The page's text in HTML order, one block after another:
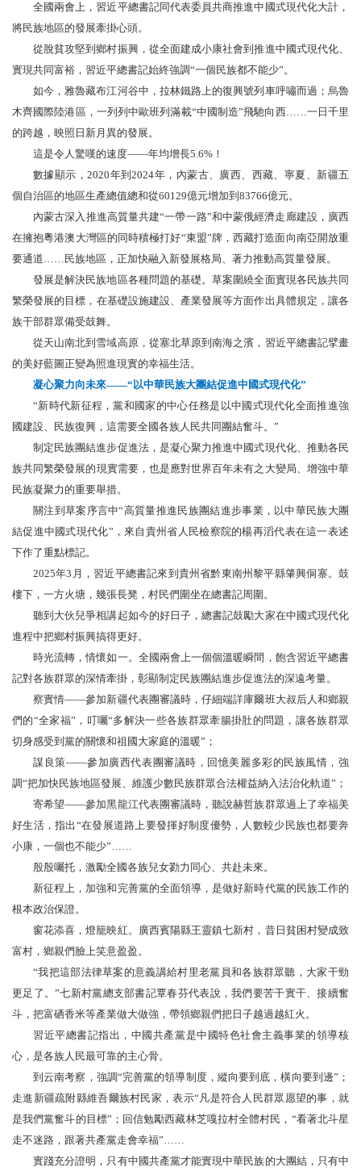
全國兩會上，習近平總書記同代表委員共商推進中國式現代化大計，
將民族地區的發展牽掛心頭。
從脫貧攻堅到鄉村振興，從全面建成小康社會到推進中國式現代化、
實現共同富裕，習近平總書記始終強調“一個民族都不能少”。
如今，雅魯藏布江河谷中，拉林鐵路上的復興號列車呼嘯而過；烏魯
木齊國際陸港區，一列列中歐班列滿載“中國制造”飛馳向西……一日千里
的跨越，映照日新月異的發展。
這是令人驚嘆的速度——年均增長5.6%！
數據顯示，2020年到2024年，內蒙古、廣西、西藏、寧夏、新疆五
個自治區的地區生產總值總和從60129億元增加到83766億元。
內蒙古深入推進高質量共建“一帶一路”和中蒙俄經濟走廊建設，廣西
在擁抱粵港澳大灣區的同時積極打好“東盟”牌，西藏打造面向南亞開放重
要通道……民族地區，正加快融入新發展格局、著力推動高質量發展。
發展是解決民族地區各種問題的基礎。草案圍繞全面實現各民族共同
繁榮發展的目標，在基礎設施建設、產業發展等方面作出具體規定，讓各
族干部群眾備受鼓舞。
從天山南北到雪域高原，從塞北草原到南海之濱，習近平總書記擘畫
的美好藍圖正變為照進現實的幸福生活。
凝心聚力向未來——“以中華民族大團結促進中國式現代化”
“新時代新征程，黨和國家的中心任務是以中國式現代化全面推進強
國建設、民族復興，這需要全國各族人民共同團結奮斗。”
制定民族團結進步促進法，是凝心聚力推進中國式現代化、推動各民
族共同繁榮發展的現實需要，也是應對世界百年未有之大變局、增強中華
民族凝聚力的重要舉措。
關注到草案序言中“高質量推進民族團結進步事業，以中華民族大團
結促進中國式現代化”，來自貴州省人民檢察院的楊再滔代表在這一表述
下作了重點標記。
2025年3月，習近平總書記來到貴州省黔東南州黎平縣肇興侗寨。鼓
樓下，一方火塘，幾張長凳，村民們圍坐在總書記周圍。
聽到大伙兒爭相講起如今的好日子，總書記鼓勵大家在中國式現代化
進程中把鄉村振興搞得更好。
時光流轉，情懷如一。全國兩會上一個個溫暖瞬間，飽含習近平總書
記對各族群眾的深情牽掛，彰顯制定民族團結進步促進法的深遠考量。
察實情——參加新疆代表團審議時，仔細端詳庫爾班大叔后人和鄉親
們的“全家福”，叮囑“多解決一些各族群眾牽腸掛肚的問題，讓各族群眾
切身感受到黨的關懷和祖國大家庭的溫暖”；
謀良策——參加廣西代表團審議時，回憶美麗多彩的民族風情，強
調“把加快民族地區發展、維護少數民族群眾合法權益納入法治化軌道”；
寄希望——參加黑龍江代表團審議時，聽說赫哲族群眾過上了幸福美
好生活，指出“在發展道路上要發揮好制度優勢，人數較少民族也都要奔
小康，一個也不能少”……
殷殷囑托，激勵全國各族兒女勠力同心、共赴未來。
新征程上，加強和完善黨的全面領導，是做好新時代黨的民族工作的
根本政治保證。
窗花添喜，燈籠映紅。廣西賓陽縣王靈鎮七新村，昔日貧困村變成致
富村，鄉親們臉上笑意盈盈。
“我把這部法律草案的意義講給村里老黨員和各族群眾聽，大家干勁
更足了。”七新村黨總支部書記覃春芬代表說，我們要苦干實干、接續奮
斗，把富硒香米等產業做大做強，帶領鄉親們把日子越過越紅火。
習近平總書記指出，中國共產黨是中國特色社會主義事業的領導核
心，是各族人民最可靠的主心骨。
到云南考察，強調“完善黨的領導制度，縱向要到底，橫向要到邊”；
走進新疆疏附縣維吾爾族村民家，表示“凡是符合人民群眾愿望的事，就
是我們黨奮斗的目標”；回信勉勵西藏林芝嘎拉村全體村民，“看著北斗星
走不迷路，跟著共產黨走會幸福”……
實踐充分證明，只有中國共產黨才能實現中華民族的大團結，只有中